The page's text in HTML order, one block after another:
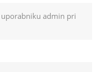
admin pri